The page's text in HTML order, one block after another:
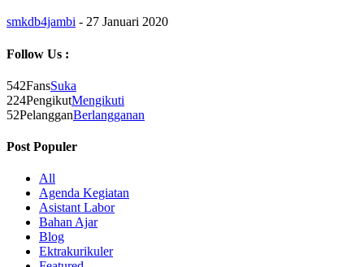
smkdb4jambi - 27 Januari 2020
Follow Us :
542FansSuka
224PengikutMengikuti
52PelangganBerlangganan
Post Populer
All
Agenda Kegiatan
Asistant Labor
Bahan Ajar
Blog
Ektrakurikuler